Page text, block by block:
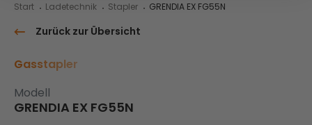
Start Ladetechnik Stapler GRENDIA EX FG55N
Zurück zur Übersicht
Gasstapler
Modell
GRENDIA EX FG55N